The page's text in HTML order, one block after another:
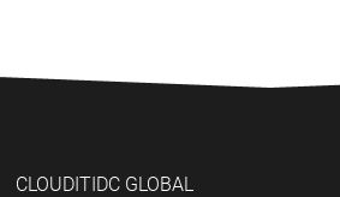
CLOUDITIDC GLOBAL